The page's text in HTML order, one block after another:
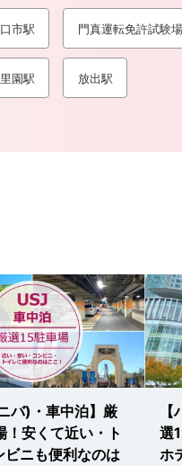
市駅 門真運転免許試験場
園駅 放出駅
バ)・車中泊】厳
！安くて近い・ト
ビニも便利なのは
選
ホ